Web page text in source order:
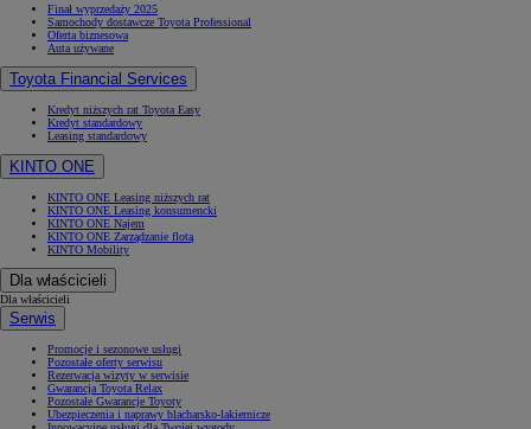
Finał wyprzedaży 2025
Samochody dostawcze Toyota Professional
Oferta biznesowa
Auta używane
Toyota Financial Services
Kredyt niższych rat Toyota Easy
Kredyt standardowy
Leasing standardowy
KINTO ONE
KINTO ONE Leasing niższych rat
KINTO ONE Leasing konsumencki
KINTO ONE Najem
KINTO ONE Zarządzanie flotą
KINTO Mobility
Dla właścicieli
Dla właścicieli
Serwis
Promocje i sezonowe usługi
Pozostałe oferty serwisu
Rezerwacja wizyty w serwisie
Gwarancja Toyota Relax
Pozostałe Gwarancje Toyoty
Ubezpieczenia i naprawy blacharsko-lakiernicze